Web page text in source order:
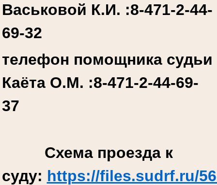
Васьковой К.И. :8-471-2-44-
69-32
телефон помощника судьи
Каёта О.М. :8-471-2-44-69-
37
Схема проезда к
суду: https://files.sudrf.ru/